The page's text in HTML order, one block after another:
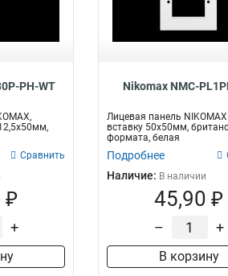
PH-WT
Сравнить
₽
+
Nikomax NMC-
Лицевая панель NIKOMAX
вставку 50х50мм,
формата, белая
Подробнее
Наличие: В наличии
45,90 ₽
– +
В корзину